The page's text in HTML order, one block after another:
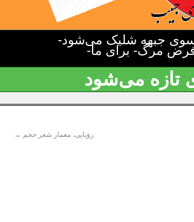
سوی جبهه شلیک می‌شود-
مرگ- برای ما-
تازه می‌شود
رؤیایی، معمار شعر حجم →